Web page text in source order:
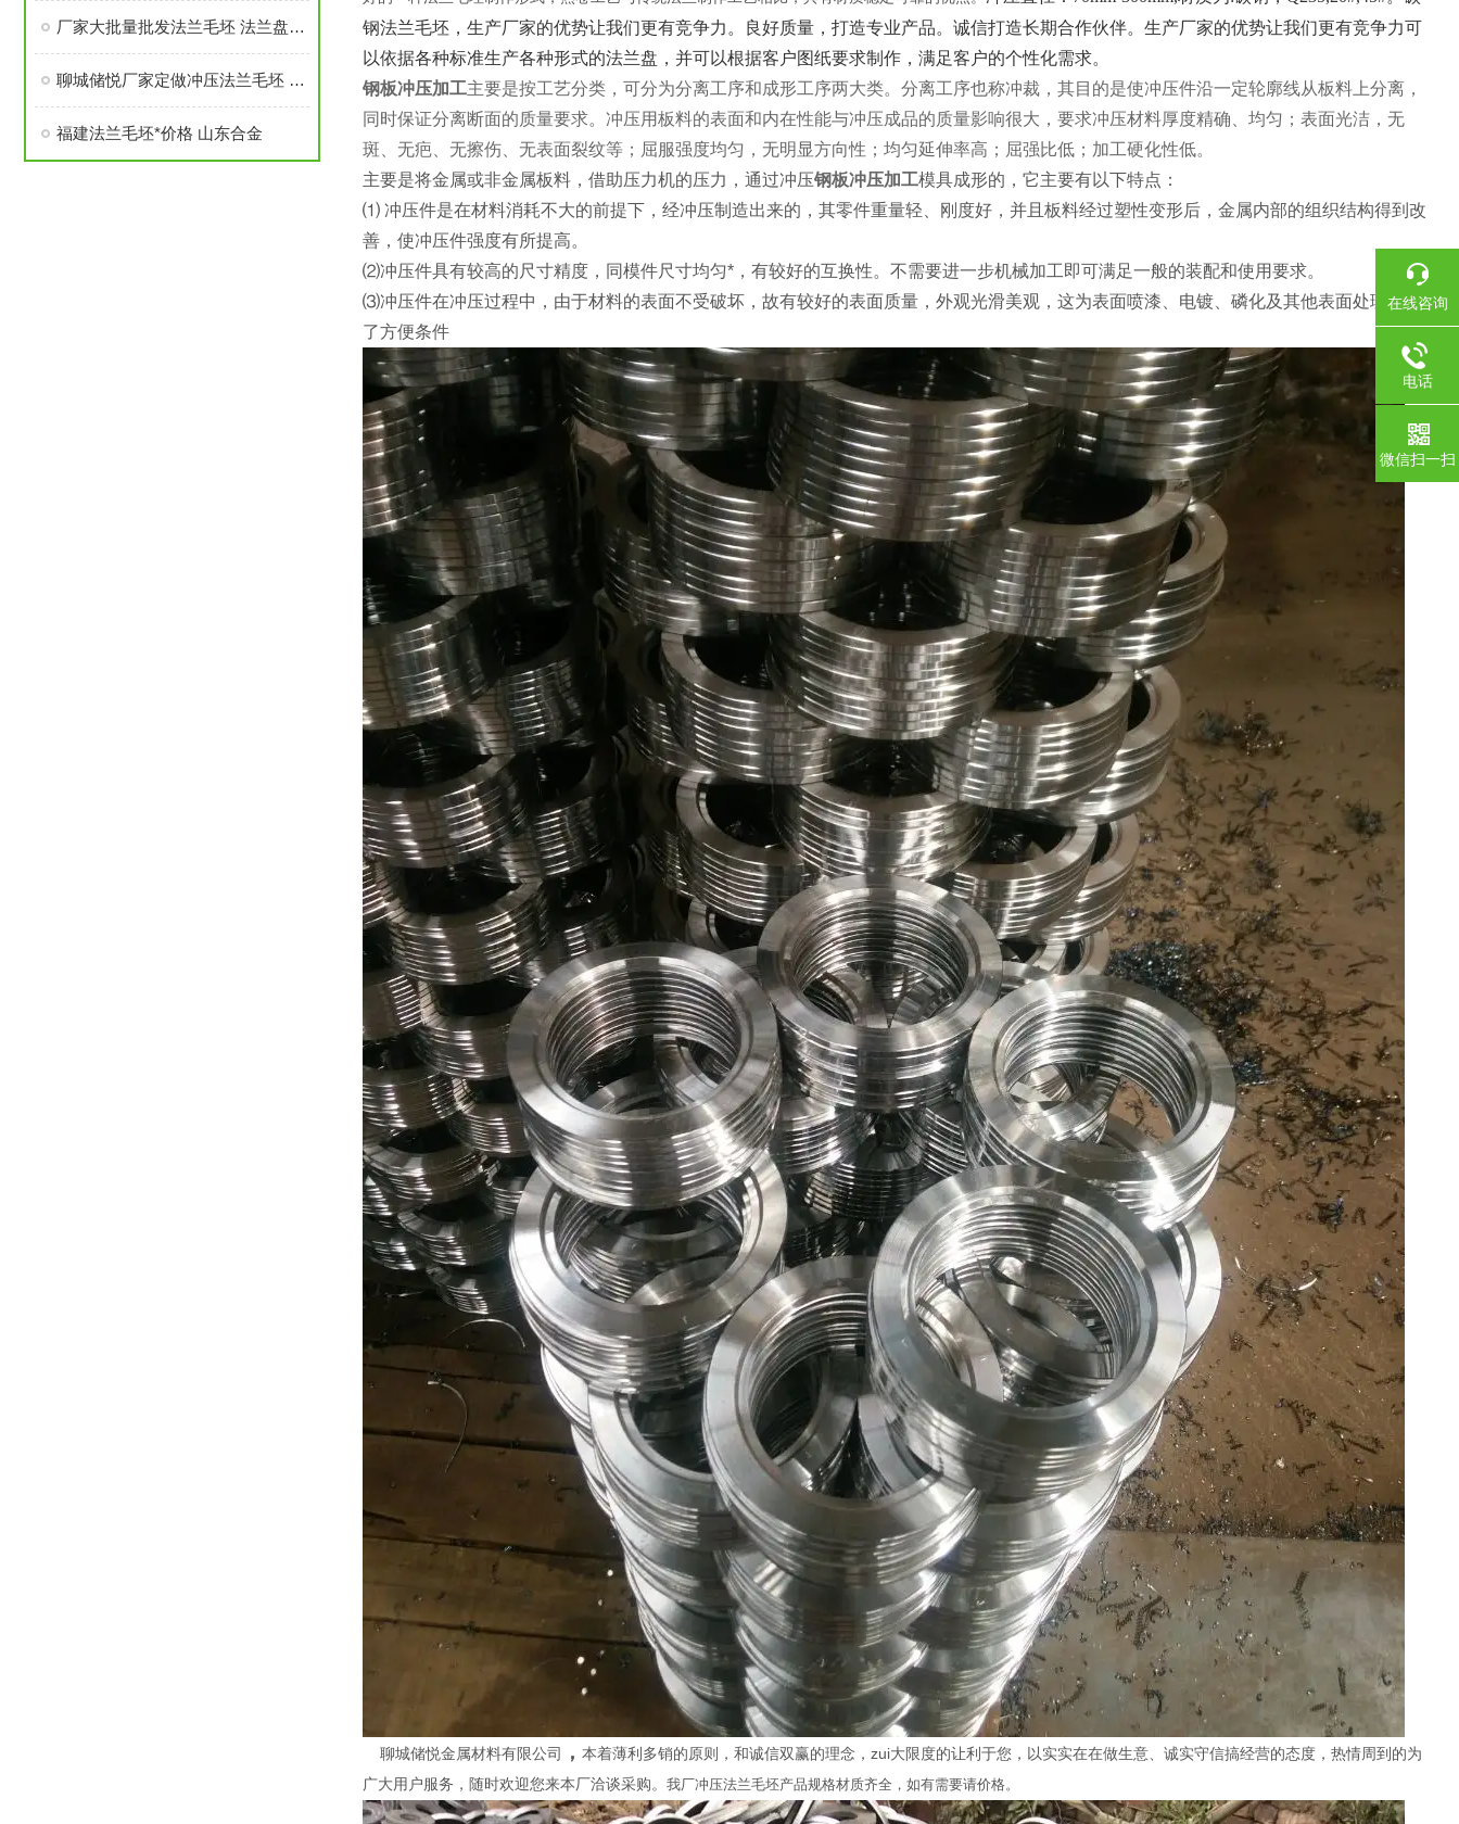
钢法兰毛坯，生产厂家的优势让我们更有竞争力。良好质量，打造专业产品。诚信打造长期合作伙伴。生产厂家的优势让我们更有竞争力可
以依据各种标准生产各种形式的法兰盘，并可以根据客户图纸要求制作，满足客户的个性化需求。
钢板冲压加工主要是按工艺分类，可分为分离工序和成形工序两大类。分离工序也称冲裁，其目的是使冲压件沿一定轮廓线从板料上分离，
同时保证分离断面的质量要求。冲压用板料的表面和内在性能与冲压成品的质量影响很大，要求冲压材料厚度精确、均匀；表面光洁，无
斑、无疤、无擦伤、无表面裂纹等；屈服强度均匀，无明显方向性；均匀延伸率高；屈强比低；加工硬化性低。
主要是将金属或非金属板料，借助压力机的压力，通过冲压钢板冲压加工模具成形的，它主要有以下特点：
⑴ 冲压件是在材料消耗不大的前提下，经冲压制造出来的，其零件重量轻、刚度好，并且板料经过塑性变形后，金属内部的组织结构得到改
善，使冲压件强度有所提高。
⑵冲压件具有较高的尺寸精度，同模件尺寸均匀*，有较好的互换性。不需要进一步机械加工即可满足一般的装配和使用要求。
⑶冲压件在冲压过程中，由于材料的表面不受破坏，故有较好的表面质量，外观光滑美观，这为表面喷漆、电镀、磷化及其他表面处理提供
了方便条件
聊城储悦金属材料有限公司 ， 本着薄利多销的原则，和诚信双赢的理念，zui大限度的让利于您，以实实在在做生意、诚实守信搞经营的态度，热情周到的为
广大用户服务，随时欢迎您来本厂洽谈采购。 我厂冲压法兰毛坯产品规格材质齐全，如有需要请价格。
厂家大批量批发法兰毛坯 法兰盘毛坯 冲压异形件
聊城储悦厂家定做冲压法兰毛坯 *电话：15106868683
福建法兰毛坯*价格 山东合金
在线咨询
电话
微信扫一扫